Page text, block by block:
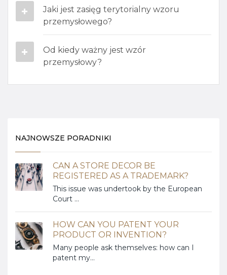
Jaki jest zasięg terytorialny wzoru
przemysłowego​?
Od kiedy ważny jest wzór
przemysłowy?​
NAJNOWSZE PORADNIKI
CAN A STORE DECOR BE
REGISTERED AS A TRADEMARK?
This issue was undertook by the European
Court ...
HOW CAN YOU PATENT YOUR
PRODUCT OR INVENTION?
Many people ask themselves: how can I
patent my...